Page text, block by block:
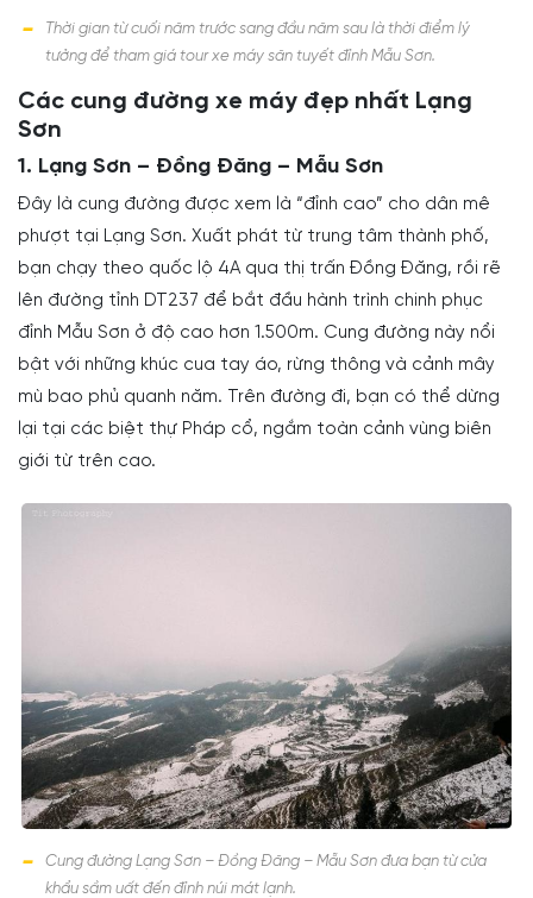
Thời gian từ cuối năm trước sang đầu năm sau là thời điểm lý
tưởng để tham giá tour xe máy săn tuyết đỉnh Mẫu Sơn.
Các cung đường xe máy đẹp nhất Lạng
Sơn
1. Lạng Sơn – Đồng Đăng – Mẫu Sơn
Đây là cung đường được xem là “đỉnh cao” cho dân mê
phượt tại Lạng Sơn. Xuất phát từ trung tâm thành phố,
bạn chạy theo quốc lộ 4A qua thị trấn Đồng Đăng, rồi rẽ
lên đường tỉnh DT237 để bắt đầu hành trình chinh phục
đỉnh Mẫu Sơn ở độ cao hơn 1.500m. Cung đường này nổi
bật với những khúc cua tay áo, rừng thông và cảnh mây
mù bao phủ quanh năm. Trên đường đi, bạn có thể dừng
lại tại các biệt thự Pháp cổ, ngắm toàn cảnh vùng biên
giới từ trên cao.
Cung đường Lạng Sơn – Đồng Đăng – Mẫu Sơn đưa bạn từ cửa
khẩu sầm uất đến đỉnh núi mát lạnh.